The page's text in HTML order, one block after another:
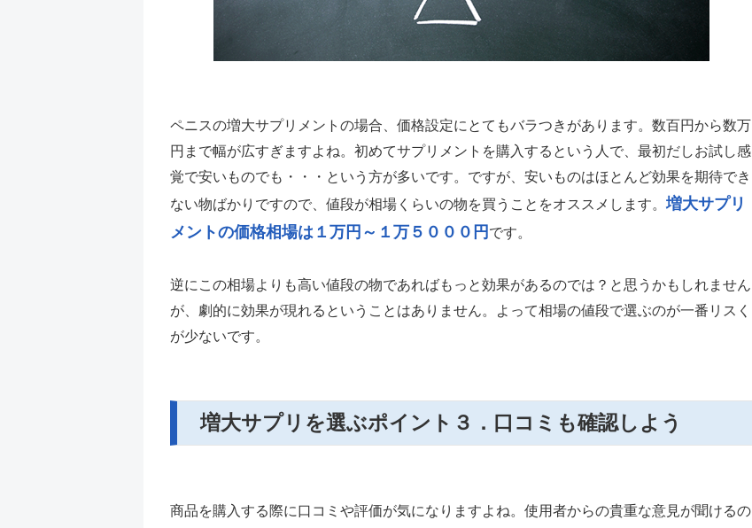
ペニスの増大サプリメントの場合、価格設定にとてもバラつきがあります。数百円から数万
円まで幅が広すぎますよね。初めてサプリメントを購入するという人で、最初だしお試し感
覚で安いものでも・・・という方が多いです。ですが、安いものはほとんど効果を期待でき
ない物ばかりですので、値段が相場くらいの物を買うことをオススメします。 増大サプリ
メントの価格相場は１万円～１万５０００円 です。
逆にこの相場よりも高い値段の物であればもっと効果があるのでは？と思うかもしれません
が、劇的に効果が現れるということはありません。よって相場の値段で選ぶのが一番リスく
が少ないです。
増大サプリを選ぶポイント３．口コミも確認しよう
商品を購入する際に口コミや評価が気になりますよね。使用者からの貴重な意見が聞けるの